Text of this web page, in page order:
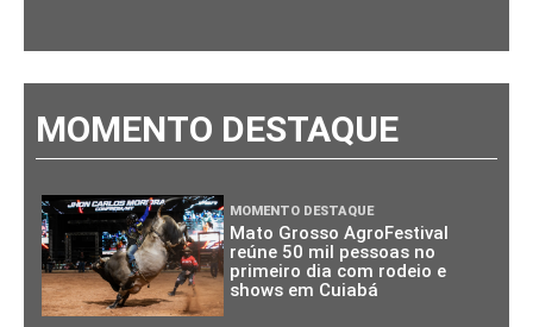
MOMENTO DESTAQUE
MOMENTO DESTAQUE
Mato Grosso AgroFestival
reúne 50 mil pessoas no
primeiro dia com rodeio e
shows em Cuiabá